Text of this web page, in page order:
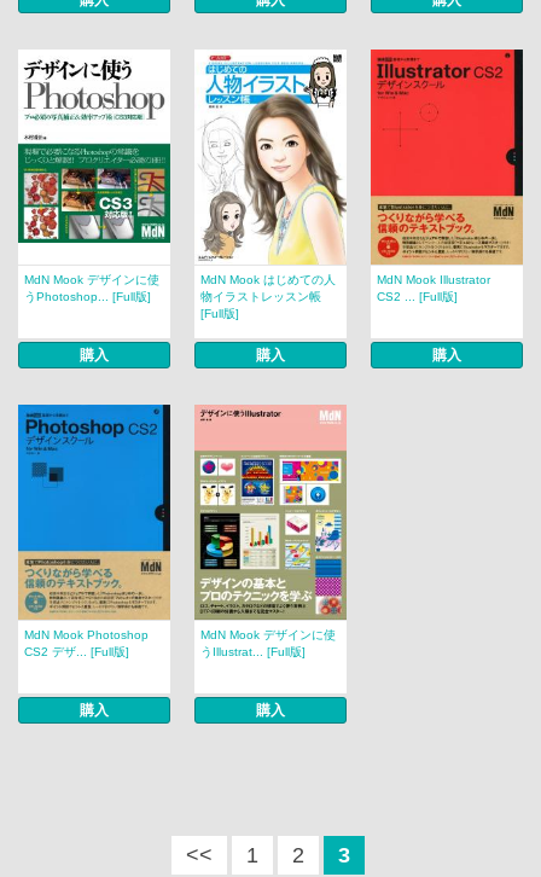
MdN Mook デザインに使
うPhotoshop... [Full版]
購入
MdN Mook はじめての人
物イラストレッスン帳
[Full版]
購入
MdN Mook Illustrator
CS2 ... [Full版]
購入
MdN Mook Photoshop
CS2 デザ... [Full版]
購入
MdN Mook デザインに使
うIllustrat... [Full版]
購入
<< 1 2 3